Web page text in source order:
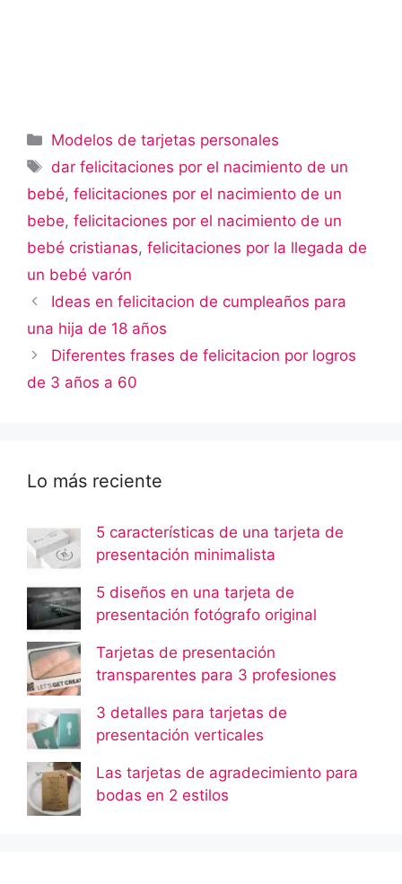
Categorías
Modelos de tarjetas personales
Etiquetas
dar felicitaciones por el nacimiento de un
bebé, felicitaciones por el nacimiento de un
bebe, felicitaciones por el nacimiento de un
bebé cristianas, felicitaciones por la llegada de
un bebé varón
Ideas en felicitacion de cumpleaños para
una hija de 18 años
Diferentes frases de felicitacion por logros
de 3 años a 60
Lo más reciente
5 características de una tarjeta de
presentación minimalista
5 diseños en una tarjeta de
presentación fotógrafo original
Tarjetas de presentación
transparentes para 3 profesiones
3 detalles para tarjetas de
presentación verticales
Las tarjetas de agradecimiento para
bodas en 2 estilos